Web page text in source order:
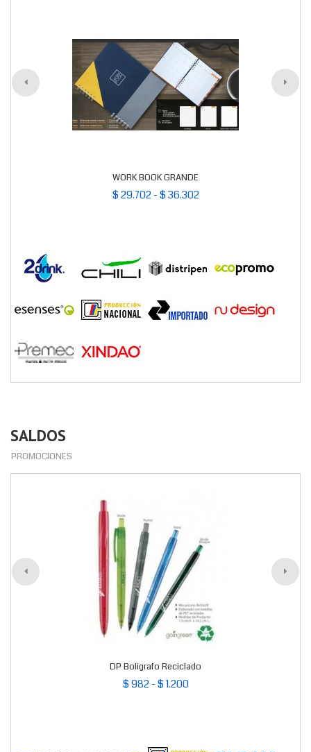
WORK BOOK GRANDE
$ 29.702 - $ 36.302
SALDOS
PROMOCIONES
DP Boligrafo Reciclado
$ 982 - $ 1.200